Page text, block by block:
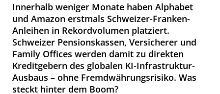
Innerhalb weniger Monate haben Alphabet
und Amazon erstmals Schweizer-Franken-
Anleihen in Rekordvolumen platziert.
Schweizer Pensionskassen, Versicherer und
Family Offices werden damit zu direkten
Kreditgebern des globalen KI-Infrastruktur-
Ausbaus – ohne Fremdwährungsrisiko. Was
steckt hinter dem Boom?